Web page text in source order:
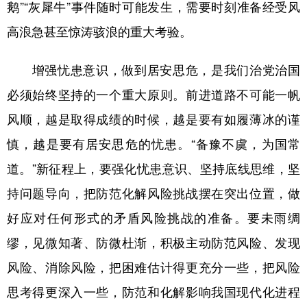
鹅”“灰犀牛”事件随时可能发生，需要时刻准备经受风
高浪急甚至惊涛骇浪的重大考验。
增强忧患意识，做到居安思危，是我们治党治国
必须始终坚持的一个重大原则。前进道路不可能一帆
风顺，越是取得成绩的时候，越是要有如履薄冰的谨
慎，越是要有居安思危的忧患。“备豫不虞，为国常
道。”新征程上，要强化忧患意识、坚持底线思维，坚
持问题导向，把防范化解风险挑战摆在突出位置，做
好应对任何形式的矛盾风险挑战的准备。要未雨绸
缪，见微知著、防微杜渐，积极主动防范风险、发现
风险、消除风险，把困难估计得更充分一些，把风险
思考得更深入一些，防范和化解影响我国现代化进程